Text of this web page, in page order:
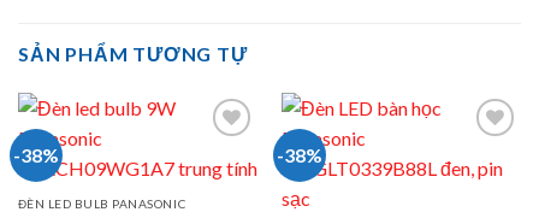
SẢN PHẨM TƯƠNG TỰ
-38%
ĐÈN LED BULB PANASONIC
-38%